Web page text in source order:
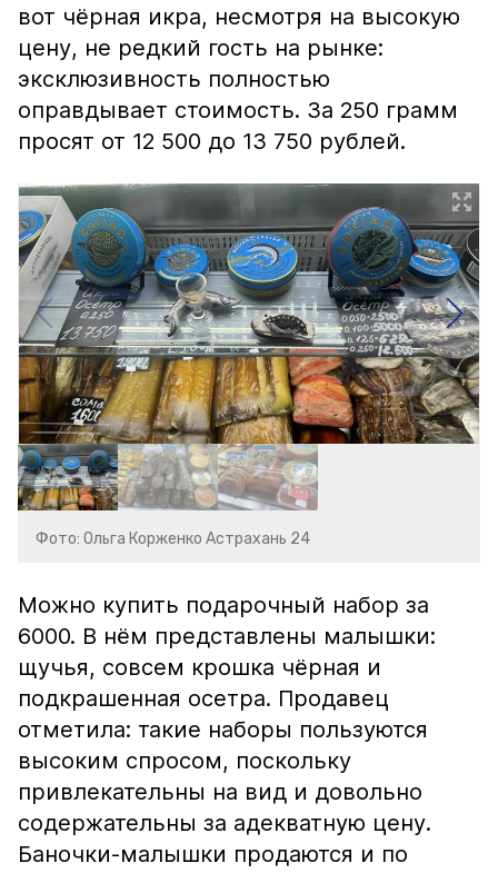
вот чёрная икра, несмотря на высокую
цену, не редкий гость на рынке:
эксклюзивность полностью
оправдывает стоимость. За 250 грамм
просят от 12 500 до 13 750 рублей.
Фото: Ольга Корженко Астрахань 24
Можно купить подарочный набор за
6000. В нём представлены малышки:
щучья, совсем крошка чёрная и
подкрашенная осетра. Продавец
отметила: такие наборы пользуются
высоким спросом, поскольку
привлекательны на вид и довольно
содержательны за адекватную цену.
Баночки-малышки продаются и по